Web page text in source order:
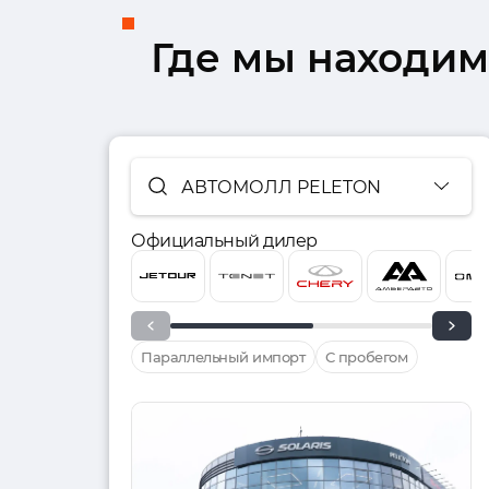
Где мы
АВТОМОЛЛ PELETON
Официальный дилер
Параллельный импорт С пробегом